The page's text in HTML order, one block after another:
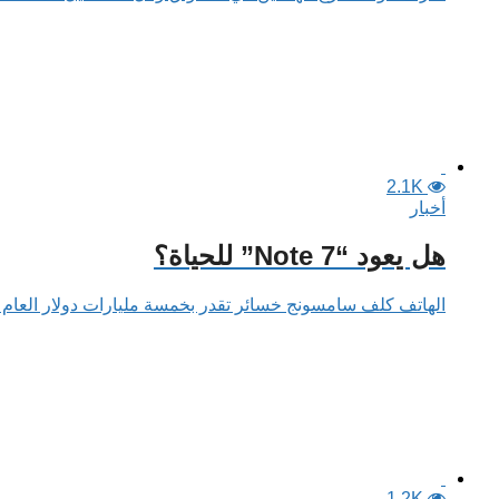
2.1K
أخبار
هل يعود “Note 7” للحياة؟
الهاتف كلف سامسونج خسائر تقدر بخمسة مليارات دولار